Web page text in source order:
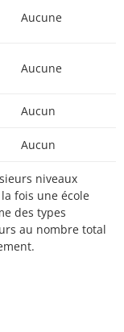
Aucune
Aucune
Aucun
Aucun
niveaux
fois une école
des types
au nombre total